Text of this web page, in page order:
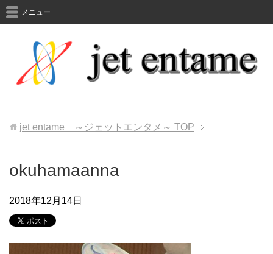
メニュー
jet entame ～ジェットエンタメ～ TOP
okuhamaanna
2018年12月14日